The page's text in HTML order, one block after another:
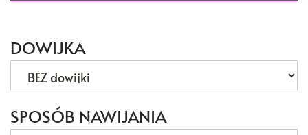
DOWIJKA
SPOSÓB NAWIJANIA